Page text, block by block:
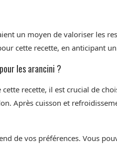
un moyen de valoriser les
cette recette, en anticipant
les arancini ?
cette recette, il est crucial de
Après cuisson et
de vos préférences. Vous